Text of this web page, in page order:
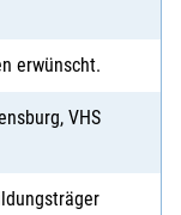
erwünscht.
VHS